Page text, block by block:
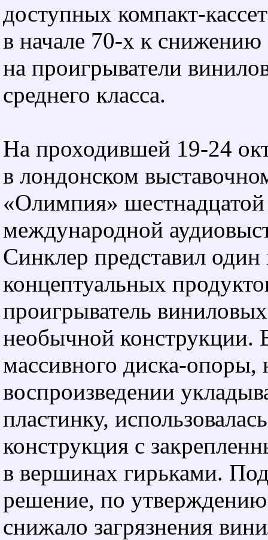
доступных компакт-
в начале 70-х к снижению
на проигрыватели
среднего класса.
На проходившей 19-24
в лондонском
«Олимпия» шестнадцатой
международной
Синклер представил один
концептуальных
проигрыватель
необычной конструкции.
массивного диска-опоры,
воспроизведении
пластинку,
конструкция с
в вершинах гирьками.
решение, по утверждению
снижало загрязнения